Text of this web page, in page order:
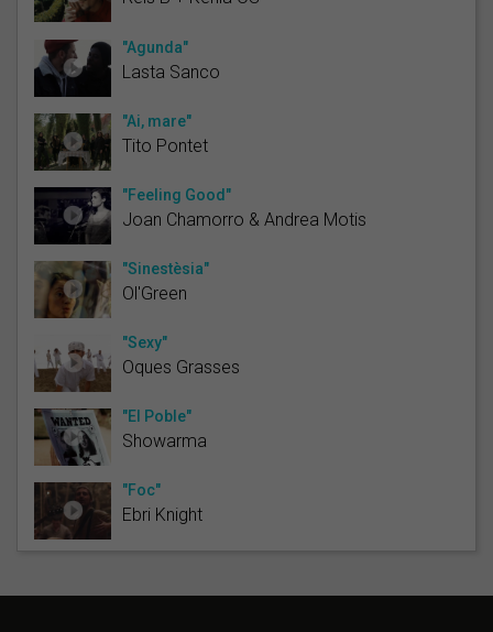
"Agunda"
Lasta Sanco
"Ai, mare"
Tito Pontet
"Feeling Good"
Joan Chamorro & Andrea Motis
"Sinestèsia"
Ol'Green
"Sexy"
Oques Grasses
"El Poble"
Showarma
"Foc"
Ebri Knight